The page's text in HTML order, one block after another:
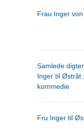
Frau Inger von
Samlede
Inger til Østråt
kommedie
Fru Inger til